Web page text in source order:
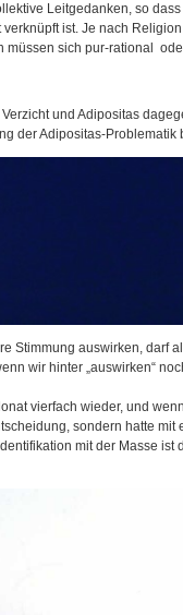
Leitgedanken, so
ist. Je nach
müssen sich pur-rational
und Adipositas
der Adipositas-Problematik
Stimmung auswirken, darf
wir hinter „auswirken“
vierfach wieder, und
sondern hatte mit
mit der Masse ist